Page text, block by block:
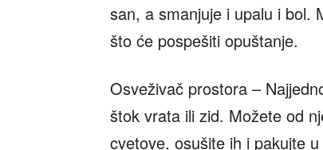
san, a smanjuje i upalu i bol.
što će pospešiti opuštanje.
Osveživač prostora –
štok vrata ili zid. Možete od
cvetove, osušite ih i pakujte